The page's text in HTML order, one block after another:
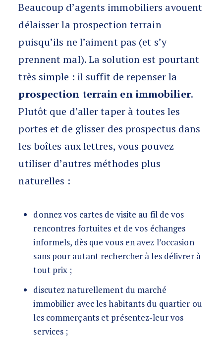
Beaucoup d’agents immobiliers avouent
délaisser la prospection terrain
puisqu’ils ne l’aiment pas (et s’y
prennent mal). La solution est pourtant
très simple : il suffit de repenser la
prospection terrain en immobilier.
Plutôt que d’aller taper à toutes les
portes et de glisser des prospectus dans
les boîtes aux lettres, vous pouvez
utiliser d’autres méthodes plus
naturelles :
donnez vos cartes de visite au fil de vos
rencontres fortuites et de vos échanges
informels, dès que vous en avez l’occasion
sans pour autant rechercher à les délivrer à
tout prix ;
discutez naturellement du marché
immobilier avec les habitants du quartier ou
les commerçants et présentez-leur vos
services ;